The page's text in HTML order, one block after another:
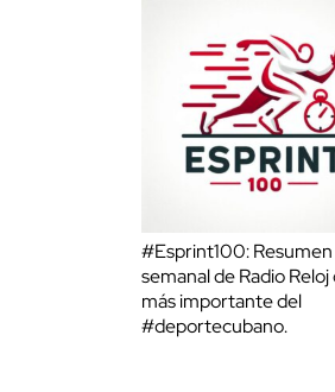
#Esprint100: Resumen
semanal de Radio Reloj
más importante del
#deportecubano.